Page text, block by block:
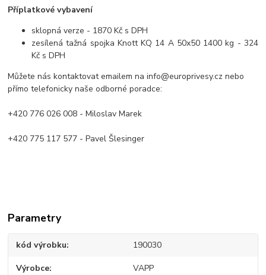
Příplatkové vybavení
sklopná verze - 1870 Kč s DPH
zesílená tažná spojka Knott KQ 14 A 50x50 1400 kg - 324
Kč s DPH
Můžete nás kontaktovat emailem na info@europrivesy.cz nebo
přímo telefonicky naše odborné poradce:
+420 776 026 008 - Miloslav Marek
+420 775 117 577 - Pavel Šlesinger
Parametry
kód výrobku 190030
Výrobce VAPP